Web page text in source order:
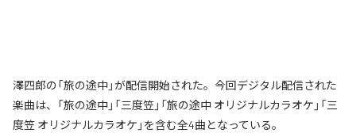
澤四郎の「旅の途中」が配信開始された。今回デジタル配信された
楽曲は、「旅の途中」「三度笠」「旅の途中 オリジナルカラオケ」「三
度笠 オリジナルカラオケ」を含む全4曲となっている。